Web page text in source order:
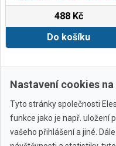
488 Kč
Do košíku
Další ›
Nastavení cookies na
Tyto stránky společnosti
funkce jako je např. uložení
vašeho přihlášení a jiné.